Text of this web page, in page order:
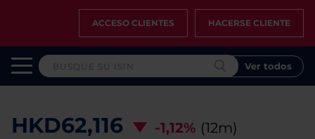
ACCESO CLIENTES HACERSE CLIENTE
Ver todos
HKD62,116 -1,12% (12m)